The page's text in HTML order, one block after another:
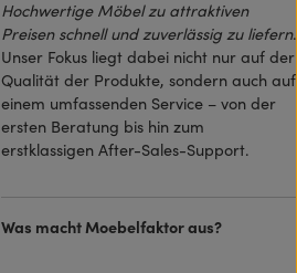
Hochwertige Möbel zu attraktiven
Preisen schnell und zuverlässig zu liefern.
Unser Fokus liegt dabei nicht nur auf der
Qualität der Produkte, sondern auch auf
einem umfassenden Service – von der
ersten Beratung bis hin zum
erstklassigen After-Sales-Support.
Was macht Moebelfaktor aus?